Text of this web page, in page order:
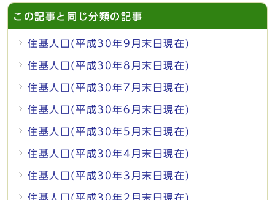
この記事と同じ分類の記事
住基人口(平成30年9月末日現在)
住基人口(平成30年8月末日現在)
住基人口(平成30年7月末日現在)
住基人口(平成30年6月末日現在)
住基人口(平成30年5月末日現在)
住基人口(平成30年4月末日現在)
住基人口(平成30年3月末日現在)
住基人口(平成30年2月末日現在)